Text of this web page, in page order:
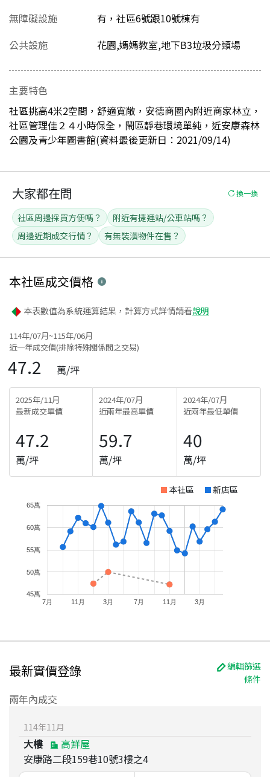
無障礙設施
有，社區6號跟10號棟有
公共設施
花園,媽媽教室,地下B3垃圾分類場
主要特色
社區挑高4米2空間，舒適寬敞，安德商圈內附近商家林立，
社區管理佳２４小時保全，鬧區靜巷環境單純，近安康森林
公園及青少年圖書館(資料最後更新日：2021/09/14)
大家都在問 換一換
社區周邊採買方便嗎？
附近有捷運站/公車站嗎？
周邊近期成交行情？
有無裝潢物件在售？
本社區成交價格
本表數值為系統運算結果，計算方式詳情請看說明
114年/07月~115年/06月
近一年成交價(排除特殊關係間之交易)
47.2 萬/坪
2025年/11月
最新成交單價
47.2
萬/坪
2024年/07月
近兩年最高單價
59.7
萬/坪
2024年/07月
近兩年最低單價
40
萬/坪
本社區 新店區
7月 11月 3月 7月 11月 3月
45萬
50萬
55萬
60萬
65萬
最新實價登錄
編輯篩選
條件
兩年內成交
114年11 月
大樓
高鮮屋
安康路二段159巷10號3樓之4